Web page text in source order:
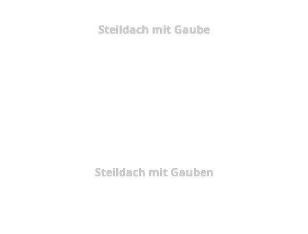
Steildach mit Gaube
Steildach mit Gauben